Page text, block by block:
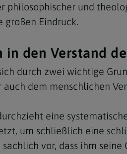
philosophischer und
großen Eindruck.
in den Verstand
durch zwei wichtige
auch dem menschlichen
eine
um schließlich eine
vor, dass ihm